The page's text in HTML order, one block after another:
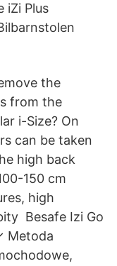
iZi Plus
the
from the
i-Size? On
can be taken
high back
150 cm
high
Besafe Izi Go
Metoda